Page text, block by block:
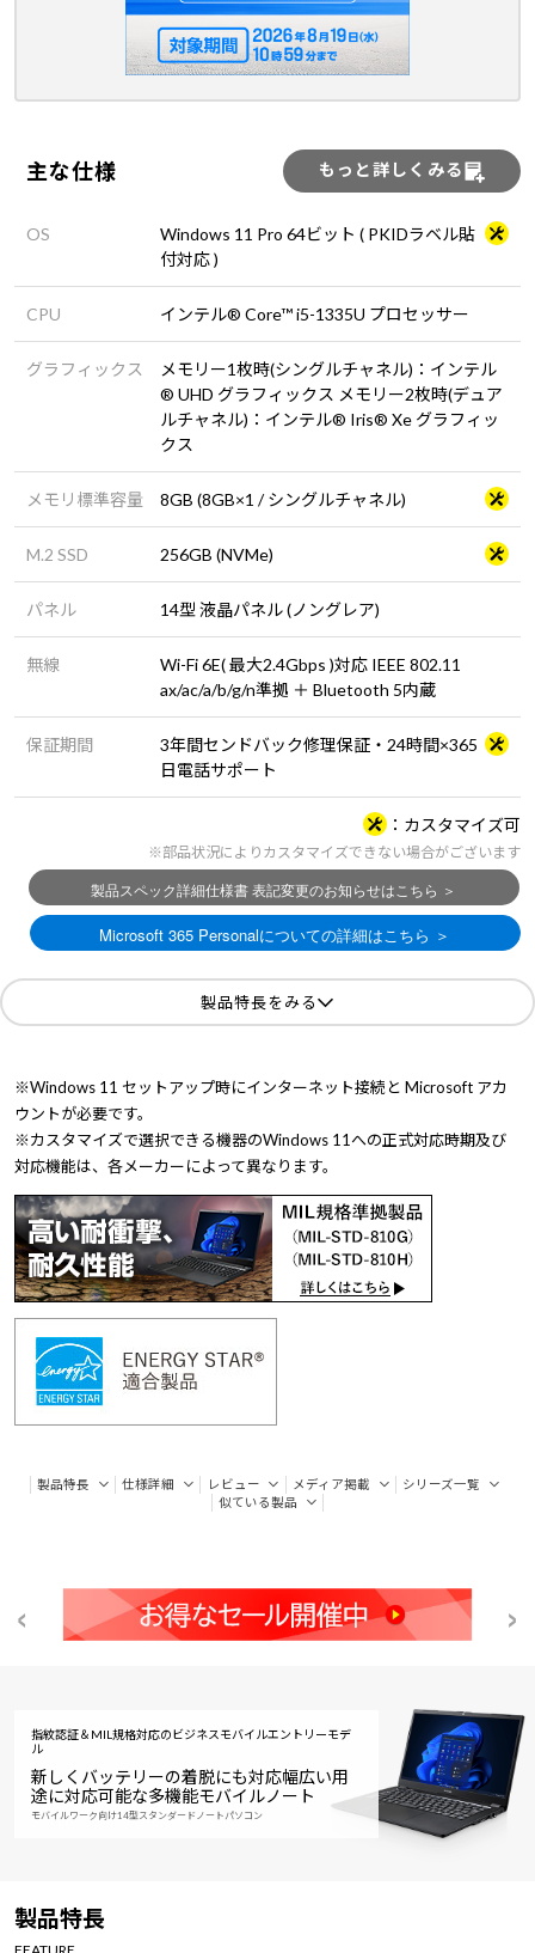
主な仕様 もっと詳しくみる
OS
Windows 11 Pro 64ビット ( PKIDラベル貼
付対応 )
CPU インテル® Core™ i5-1335U プロセッサー
グラフィックス
メモリー1枚時(シングルチャネル)：インテル
® UHD グラフィックス メモリー2枚時(デュア
ルチャネル)：インテル® Iris® Xe グラフィッ
クス
メモリ標準容量 8GB (8GB×1 / シングルチャネル)
M.2 SSD 256GB (NVMe)
パネル 14型 液晶パネル (ノングレア)
無線
Wi-Fi 6E( 最大2.4Gbps )対応 IEEE 802.11
ax/ac/a/b/g/n準拠 ＋ Bluetooth 5内蔵
保証期間
3年間センドバック修理保証・24時間×365
日電話サポート
カスタマイズ可
※部品状況によりカスタマイズできない場合がございます
製品特長をみる
※Windows 11 セットアップ時にインターネット接続と Microsoft アカ
ウントが必要です。
※カスタマイズで選択できる機器のWindows 11への正式対応時期及び
対応機能は、各メーカーによって異なります。
製品特長 仕様詳細 レビュー メディア掲載
シリーズ一覧
似ている製品
指紋認証＆MIL規格対応のビジネスモバイルエントリーモデ
ル
新しくバッテリーの着脱にも対応幅広い用
途に対応可能な多機能モバイルノート
モバイルワーク向け14型スタンダードノートパソコン
製品特長